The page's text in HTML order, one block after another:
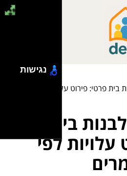
בית פרטי: פירוט עלויות לפי שלבים
בית
עלויות לפי
נגישות